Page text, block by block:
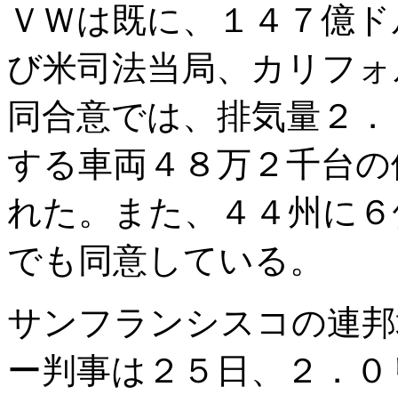
ＶＷは既に、１４７億
び米司法当局、カリフ
同合意では、排気量２
する車両４８万２千台
れた。また、４４州に
でも同意している。
サンフランシスコの連
ー判事は２５日、２．